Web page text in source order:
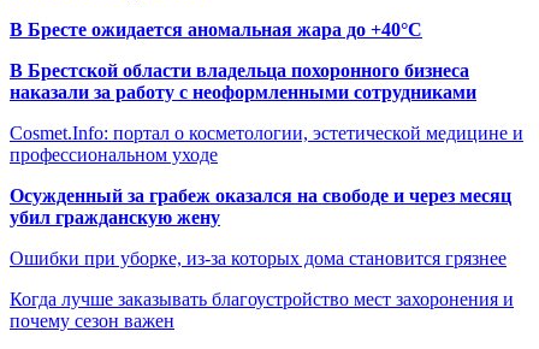
В Бресте ожидается аномальная жара до +40°C
В Брестской области владельца похоронного бизнеса
наказали за работу с неоформленными сотрудниками
Cosmet.Info: портал о косметологии, эстетической медицине и
профессиональном уходе
Осужденный за грабеж оказался на свободе и через месяц
убил гражданскую жену
Ошибки при уборке, из-за которых дома становится грязнее
Когда лучше заказывать благоустройство мест захоронения и
почему сезон важен